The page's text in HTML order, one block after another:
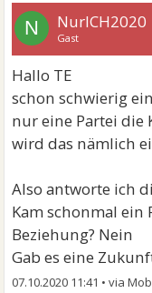
N NurICH2020
Gast
Hallo TE
schon schwierig
nur eine Partei die
wird das nämlich
Also antworte ich
Kam schonmal ein
Beziehung? Nein
Gab es eine
07.10.2020 11:41 •